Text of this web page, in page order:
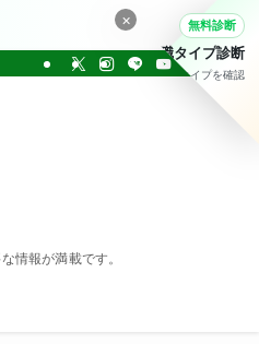
情報が満載です。
× 無料診断
転職タイプ診断
30問でタイプを確認